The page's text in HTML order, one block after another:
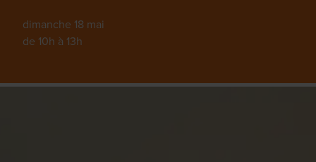
dimanche 18 mai
de 10h à 13h